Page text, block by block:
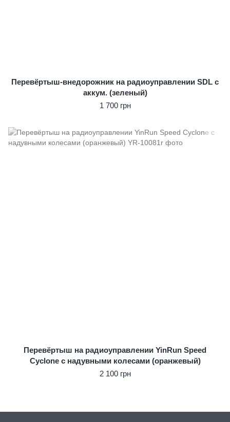
Перевёртыш-внедорожник на радиоуправлении SDL с
аккум. (зеленый)
1 700 грн
Перевёртыш на радиоуправлении YinRun Speed
Cyclone с надувными колесами (оранжевый)
2 100 грн